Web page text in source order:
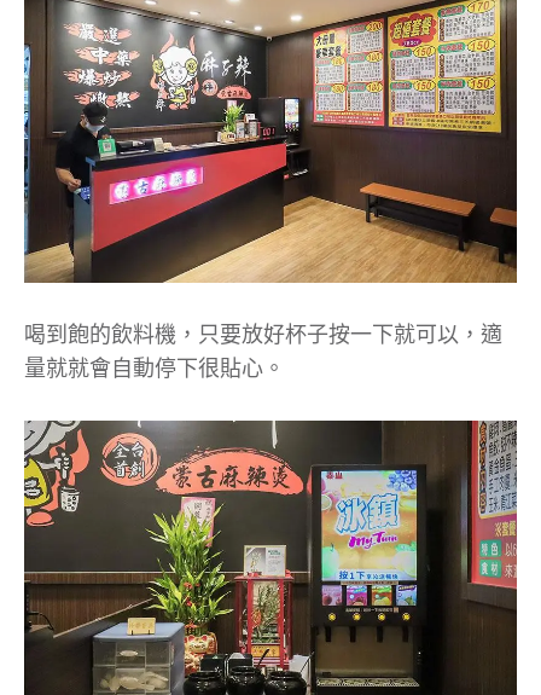
喝到飽的飲料機，只要放好杯子按一下就可以，適
量就就會自動停下很貼心。